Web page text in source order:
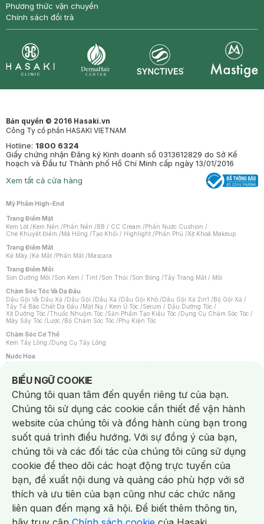
Phương thức vận chuyển
Chính sách đổi trả
Bản quyền © 2016 Hasaki.vn
Công Ty cổ phần HASAKI VIETNAM
Hotline: 1800 6324
Giấy chứng nhận Đăng ký Kinh doanh số 0313612829 do Sở Kế
hoạch và Đầu tư Thành phố Hồ Chí Minh cấp ngày 13/01/2016
Xem tất cả cửa hàng
Mỹ Phẩm High-End
Trang Điểm Mặt
Kem Lót /Kem Nền /Phấn Nền /BB / CC Cream /Phấn Nước Cushion /
Che Khuyết Điểm /Má Hồng /Tạo Khối / Highlight /Phấn Phủ /Xịt Khoá Makeup
Trang Điểm Mắt
Kẻ Mày /Kẻ Mắt /Phấn Mắt /Mascara
Trang Điểm Môi
Son Dưỡng Môi /Son Kem / Tint /Son Thỏi /Son Bóng /Tẩy Trang Mắt / Môi
Chăm Sóc Tóc Và Da Đầu
Dầu Gội Và Dầu Xả /Dầu Gội /Dầu Xả /Dầu Gội Khô /Dầu Gội Xả 2in1 /Bộ Gội Xả /
Tẩy Tế Bào Chết Da Đầu /Mặt Nạ / Kem Ủ Tóc /Serum / Dầu Dưỡng Tóc /
Xịt Dưỡng Tóc /Thuốc Nhuộm Tóc /Sản Phẩm Tạo Kiểu Tóc /Dụng Cụ Chăm Sóc Tóc /
Máy Sấy Tóc /Lược /Bộ Chăm Sóc Tóc /Phụ Kiện Tóc
Chăm Sóc Cơ Thể
Kem Tẩy Lông /Dụng Cụ Tẩy Lông
Nước Hoa
Nước Hoa Nữ
Chăm Sóc Cá Nhân
Chống Muỗi /Khẩu Trang /Máy Massage/Mặt Nạ Xông Hơi /Nước Rửa Tay/
Sản Phẩm Chăm Sóc Khác /Bàn Chải Đánh Răng /Bàn Chải Điện/
Hỗ Trợ Trắng Răng/Kem Đánh Răng /Máy Tăm Nước/ Nước Súc Miệng/
Tăm / Chỉ Nha Khoa/ Xịt Thơm Miệng / Dung Dịch Vệ Sinh/Dưỡng Vùng Kín/
Khăn Ướt Vệ Sinh Vùng Kín/Băng Vệ Sinh/Tampon/Bọt Cạo Râu /Dao Cạo Râu/
Máy Cạo Râu
Vấn Đề Về Da
Da Dầu / Lỗ Chân Lông To/ Da Khô / Mất Nước/ Da Lão Hóa/ Da Mụn/
Da Nhạy Cảm / Kích Ứng
Da Xỉn Màu Thâm / Nám / Tàn Nhang
Quầng Thâm & Bọng Mắt /Sẹo /Viêm Da Cơ Địa
Dụng Cụ / Phụ Kiện Chăm Sóc Da
Bông Tẩy Trang
Khăn Lau Mặt Khô Dụng Cụ / Máy Rửa Mặt Máy Chăm Sóc Da
Dụng Cụ Chăm Sóc Khác
BIỂU NGỮ COOKIE
Notice about cookies usage
Chúng tôi quan tâm đến quyền riêng tư của bạn.
Chúng tôi sử dụng các cookie cần thiết để vận hành
website của chúng tôi và đồng hành cùng bạn trong
suốt quá trình điều hướng. Với sự đồng ý của bạn,
chúng tôi và các đối tác của chúng tôi cũng sử dụng
cookie để theo dõi các hoạt động trực tuyến của
bạn, đề xuất nội dung và quảng cáo phù hợp với sở
thích và ưu tiên của bạn cũng như các chức năng
liên quan đến mạng xã hội. Để biết thêm thông tin,